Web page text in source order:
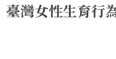
臺灣女性生育行